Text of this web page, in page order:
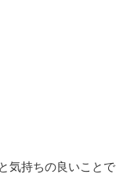
気持ちの良いことで